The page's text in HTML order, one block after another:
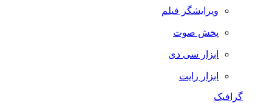
ویرایشگر فیلم
پخش صوت
ابزار سی دی
ابزار رایت
گرافیک